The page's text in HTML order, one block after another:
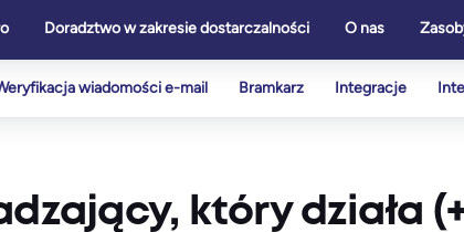
Doradztwo w zakresie dostarczalności O nas
wiadomości e-mail Bramkarz Integracje
który działa